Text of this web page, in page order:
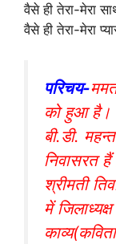
वैसे ही तेरा-मेरा
वैसे ही तेरा-मेरा
परिचय-
को हुआ है।
बी.डी.
निवासरत
श्रीमती
में